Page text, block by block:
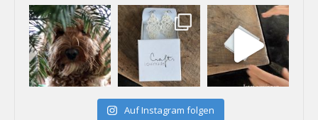
Auf Instagram folgen